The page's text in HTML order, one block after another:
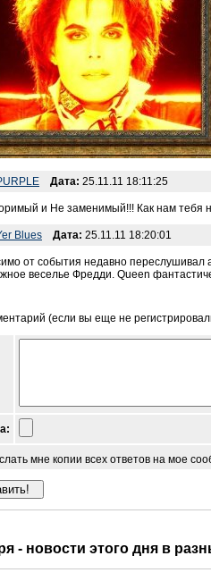
Дата: 25.11.11 18:11:25
и Не заменимый!!! Как нам тебя
Blues Дата: 25.11.11 18:20:01
от события недавно переслушивал
веселье Фредди. Queen
(если вы еще не
мне копии всех ответов на мое
- новости этого дня в